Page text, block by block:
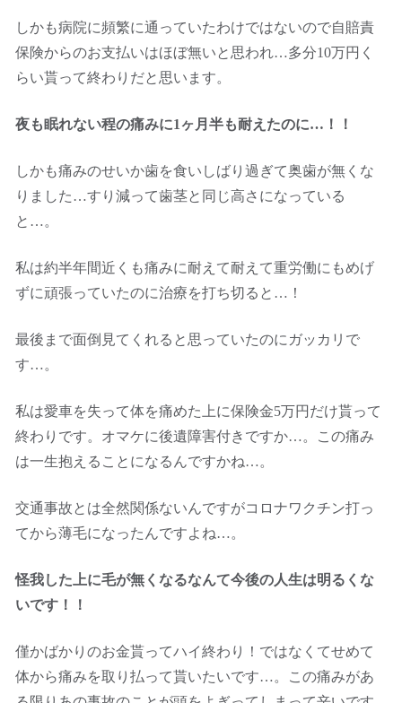
しかも病院に頻繁に通っていたわけではないので自賠責
保険からのお支払いはほぼ無いと思われ…多分10万円く
らい貰って終わりだと思います。
夜も眠れない程の痛みに1ヶ月半も耐えたのに…！！
しかも痛みのせいか歯を食いしばり過ぎて奥歯が無くな
りました…すり減って歯茎と同じ高さになっている
と…。
私は約半年間近くも痛みに耐えて耐えて重労働にもめげ
ずに頑張っていたのに治療を打ち切ると…！
最後まで面倒見てくれると思っていたのにガッカリで
す…。
私は愛車を失って体を痛めた上に保険金5万円だけ貰って
終わりです。オマケに後遺障害付きですか…。この痛み
は一生抱えることになるんですかね…。
交通事故とは全然関係ないんですがコロナワクチン打っ
てから薄毛になったんですよね…。
怪我した上に毛が無くなるなんて今後の人生は明るくな
いです！！
僅かばかりのお金貰ってハイ終わり！ではなくてせめて
体から痛みを取り払って貰いたいです…。この痛みがあ